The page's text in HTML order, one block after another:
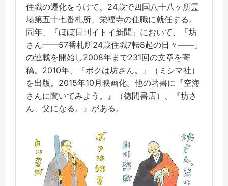
住職の遷化をうけて、24歳で四国八十八ヶ所霊
場第五十七番札所、栄福寺の住職に就任する。
同年、『ほぼ日刊イトイ新聞』において、「坊
さん——57番札所24歳住職7転8起の日々——」
の連載を開始し2008年まで231回の文章を寄
稿。2010年、『ボクは坊さん。』（ミシマ社）
を出版。2015年10月映画化。他の著書に『空海
さんに聞いてみよう。』（徳間書店）、『坊さ
ん、父になる。』がある。